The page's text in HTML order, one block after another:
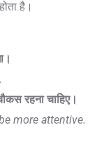
है।
रहना चाहिए।
more attentive.